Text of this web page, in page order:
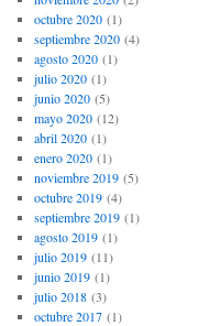
octubre 2020(1)
septiembre 2020(4)
agosto 2020(1)
julio 2020(1)
junio 2020(5)
mayo 2020(12)
abril 2020(1)
enero 2020(1)
noviembre 2019(5)
octubre 2019(4)
septiembre 2019(1)
agosto 2019(1)
julio 2019(11)
junio 2019(1)
julio 2018(3)
octubre 2017(1)